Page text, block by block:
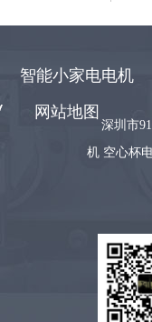
智能小家电电机
网站地图
深圳市
机 空心杯